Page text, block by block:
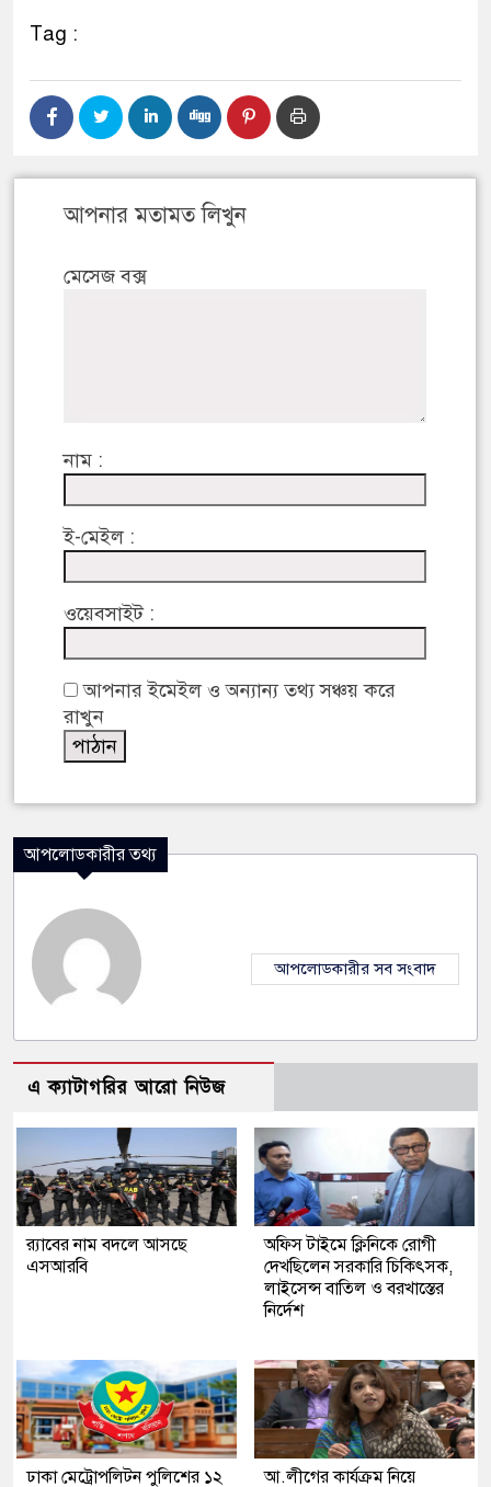
Tag :
আপনার মতামত লিখুন
মেসেজ বক্স
নাম :
ই-মেইল :
ওয়েবসাইট :
আপনার ইমেইল ও অন্যান্য তথ্য সঞ্চয় করে
রাখুন
আপলোডকারীর তথ্য
আপলোডকারীর সব সংবাদ
এ ক্যাটাগরির আরো নিউজ
র‍্যাবের নাম বদলে আসছে
এসআরবি
অফিস টাইমে ক্লিনিকে রোগী
দেখছিলেন সরকারি চিকিৎসক,
লাইসেন্স বাতিল ও বরখাস্তের
নির্দেশ
ঢাকা মেট্রোপলিটন পুলিশের ১২ আ.লীগের কার্যক্রম নিয়ে